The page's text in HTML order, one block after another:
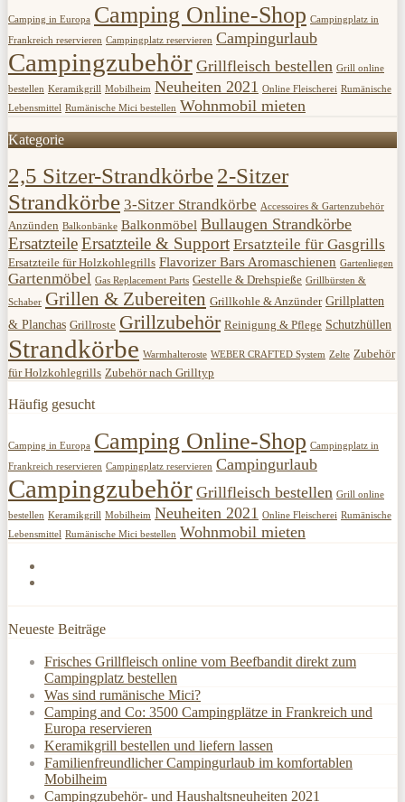
Camping in Europa Camping Online-Shop Campingplatz in
Frankreich reservieren Campingplatz reservieren Campingurlaub
Campingzubehör Grillfleisch bestellen Grill online
bestellen Keramikgrill Mobilheim Neuheiten 2021 Online Fleischerei Rumänische
Lebensmittel Rumänische Mici bestellen Wohnmobil mieten
Kategorie
2,5 Sitzer-Strandkörbe2-Sitzer
Strandkörbe 3-Sitzer Strandkörbe Accessoires & Gartenzubehör
Anzünden Balkonbänke Balkonmöbel Bullaugen Strandkörbe
ErsatzteileErsatzteile & Support Ersatzteile für Gasgrills
Ersatzteile für Holzkohlegrills Flavorizer Bars Aromaschienen Gartenliegen
Gartenmöbel Gas Replacement Parts Gestelle & Drehspieße Grillbürsten &
Schaber Grillen & Zubereiten Grillkohle & Anzünder Grillplatten
& Planchas Grillroste Grillzubehör Reinigung & Pflege Schutzhüllen
Strandkörbe Warmhalteroste WEBER CRAFTED System Zelte Zubehör
für Holzkohlegrills Zubehör nach Grilltyp
Häufig gesucht
Camping in Europa Camping Online-Shop Campingplatz in
Frankreich reservieren Campingplatz reservieren Campingurlaub
Campingzubehör Grillfleisch bestellen Grill online
bestellen Keramikgrill Mobilheim Neuheiten 2021 Online Fleischerei Rumänische
Lebensmittel Rumänische Mici bestellen Wohnmobil mieten
Neueste Beiträge
Frisches Grillfleisch online vom Beefbandit direkt zum
Campingplatz bestellen
Was sind rumänische Mici?
Camping and Co: 3500 Campingplätze in Frankreich und
Europa reservieren
Keramikgrill bestellen und liefern lassen
Familienfreundlicher Campingurlaub im komfortablen
Mobilheim
Campingzubehör- und Haushaltsneuheiten 2021